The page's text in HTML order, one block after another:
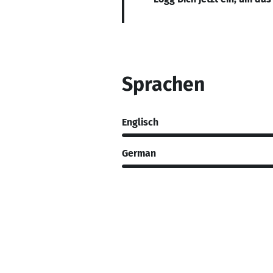
Sprachen
Englisch
German